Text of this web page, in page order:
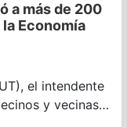
a más de 200
Economía
el intendente
y vecinas…